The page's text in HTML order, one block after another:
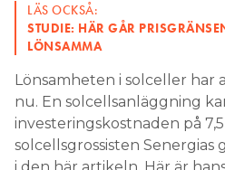
LÄS OCKSÅ:
STUDIE: HÄR GÅR
LÖNSAMMA
Lönsamheten i solceller har
nu. En solcellsanläggning
investeringskostnaden på
solcellsgrossisten
i den här artikeln. Här är